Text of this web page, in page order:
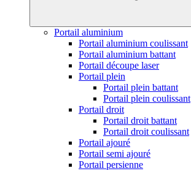
Portail aluminium
Portail aluminium coulissant
Portail aluminium battant
Portail découpe laser
Portail plein
Portail plein battant
Portail plein coulissant
Portail droit
Portail droit battant
Portail droit coulissant
Portail ajouré
Portail semi ajouré
Portail persienne